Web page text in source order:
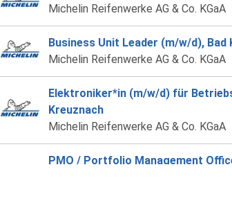
Michelin Reifenwerke AG & Co. KGaA
Business Unit Leader (m/w/d), Bad
Michelin Reifenwerke AG & Co. KGaA
Elektroniker*in (m/w/d) für
Kreuznach
Michelin Reifenwerke AG & Co. KGaA
PMO / Portfolio Management